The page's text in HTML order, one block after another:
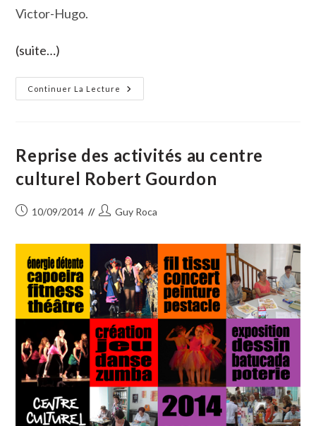
Victor-Hugo.
(suite…)
Continuer La Lecture
La
Fête
Plein
Reprise des activités au centre
culturel Robert Gourdon
Publication
10/09/2014
Auteur/autrice
publication :
Guy Roca